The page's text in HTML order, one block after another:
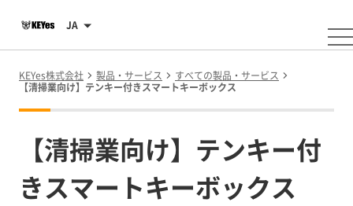
JA
KEYes株式会社 製品・サービス
すべての製品・サービス
【清掃業向け】テンキー付きスマートキーボックス
【清掃業向け】テンキー付
きスマートキーボックス